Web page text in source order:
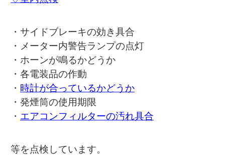
・サイドブレーキの効き具合
・メーター内警告ランプの点灯
・ホーンが鳴るかどうか
・各電装品の作動
・ 時計が合っているかどうか
・発煙筒の使用期限
・ エアコンフィルターの汚れ具合
等を点検しています。